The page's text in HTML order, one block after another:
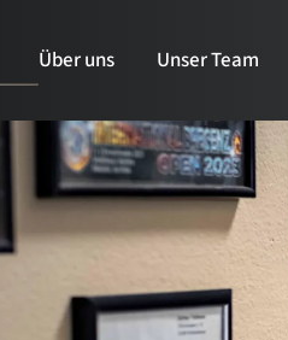
Über uns Unser Team